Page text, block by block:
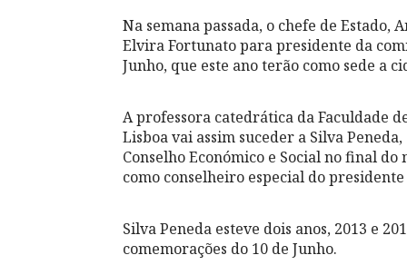
Na semana passada, o chefe de
Elvira Fortunato para presidente da
Junho, que este ano terão como sede a
A professora catedrática da Faculdade
Lisboa vai assim suceder a Silva
Conselho Económico e Social no final
como conselheiro especial do
Silva Peneda esteve dois anos, 2013 e
comemorações do 10 de Junho.